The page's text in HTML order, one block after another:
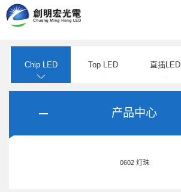
Chip LED Top LED 直插LED
产品中心
0602 灯珠